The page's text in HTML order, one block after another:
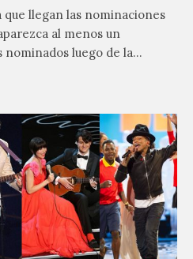
que llegan las nominaciones
al menos un
nominados luego de la…